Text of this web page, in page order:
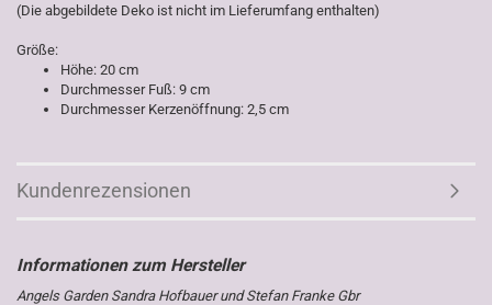
(Die abgebildete Deko ist nicht im Lieferumfang enthalten)
Größe:
Höhe: 20 cm
Durchmesser Fuß: 9 cm
Durchmesser Kerzenöffnung: 2,5 cm
Kundenrezensionen
Angels Garden Sandra Hofbauer und Stefan Franke Gbr